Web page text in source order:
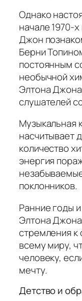
Однако
начале 1970-
Джон
Берни
постоянным
необычной
Элтона
слушателей
Музыкальная
насчитывает
количество
энергия
поклонников.
Ранние годы
Элтона Джона
стремления
всему миру,
человеку,
мечту.
Детство и